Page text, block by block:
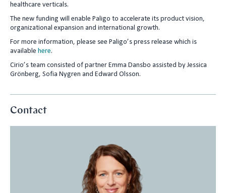
healthcare verticals.
The new funding will enable Paligo to accelerate its product vision,
organizational expansion and international growth.
For more information, please see Paligo’s press release which is
available here.
Cirio’s team consisted of partner Emma Dansbo assisted by Jessica
Grönberg, Sofia Nygren and Edward Olsson.
Contact